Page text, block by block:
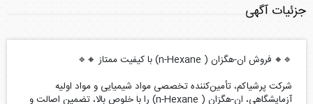
جزئیات آگهی
🔹🔸 فروش ان-هگزان ( n-Hexane) با کیفیت ممتاز 🔸🔹
شرکت پرشیاکم، تأمین‌کننده تخصصی مواد شیمیایی و مواد اولیه
آزمایشگاهی، ان-هگزان ( n-Hexane) را با خلوص بالا، تضمین اصالت و